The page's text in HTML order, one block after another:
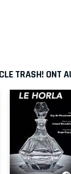
TRASH! ONT